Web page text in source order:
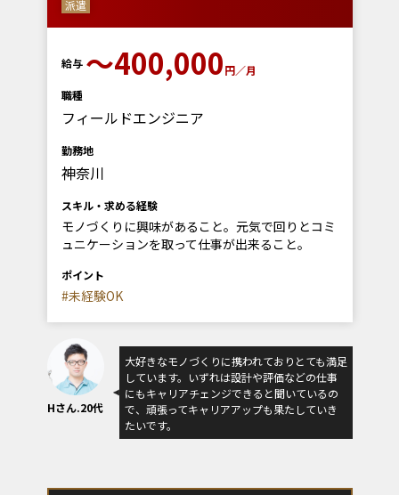
派遣
給与 〜400,000円／月
職種
フィールドエンジニア
勤務地
神奈川
スキル・求める経験
モノづくりに興味があること。元気で回りとコミ
ュニケーションを取って仕事が出来ること。
ポイント
#未経験OK
Hさん.20代
大好きなモノづくりに携われておりとても満足
しています。いずれは設計や評価などの仕事
にもキャリアチェンジできると聞いているの
で、頑張ってキャリアアップも果たしていき
たいです。